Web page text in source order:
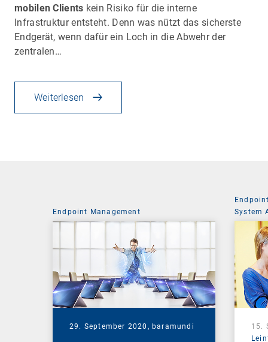
mobilen Clients kein Risiko für die interne
Infrastruktur entsteht. Denn was nützt das sicherste
Endgerät, wenn dafür ein Loch in die Abwehr der
zentralen…
Weiterlesen
Endpoint Management
29. September 2020, baramundi
System
15.